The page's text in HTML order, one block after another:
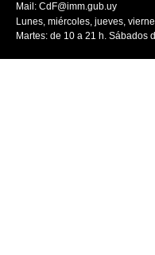
Mail: CdF@imm.gub.uy
Lunes, miércoles, jueves,
Martes: de 10 a 21 h. Sábados